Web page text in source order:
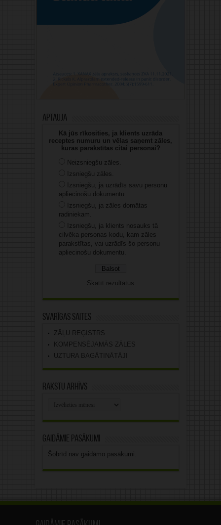
Aptauja
Kā jūs rīkosities, ja klients uzrāda
receptes numuru un vēlas saņemt zāles,
kuras parakstītas citai personai?
Neizsniegšu zāles.
Izsniegšu zāles.
Izsniegšu, ja uzrādīs savu personu
apliecinošu dokumentu.
Izsniegšu, ja zāles domātas
radiniekam.
Izsniegšu, ja klients nosauks tā
cilvēka personas kodu, kam zāles
parakstītas, vai uzrādīs šo personu
apliecinošu dokumentu.
Skatīt rezultātus
Svarīgas saites
ZĀĻU REĢISTRS
KOMPENSĒJAMĀS ZĀLES
UZTURA BAGĀTINĀTĀJI
Rakstu arhīvs
Gaidāmie pasākumi
Šobrīd nav gaidāmo pasākumi.